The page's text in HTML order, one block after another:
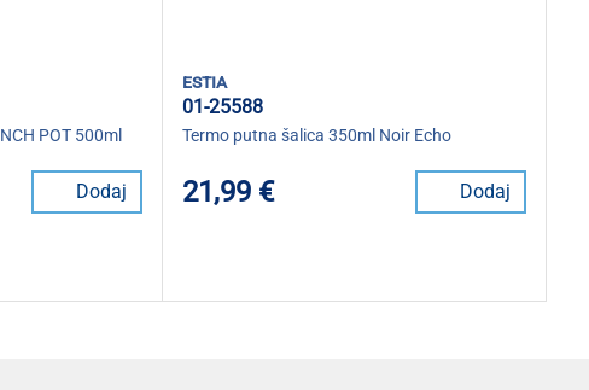
POT 500ml
Dodaj
estia
01-25588
Termo putna šalica 350ml Noir Echo
21,99 € Dodaj